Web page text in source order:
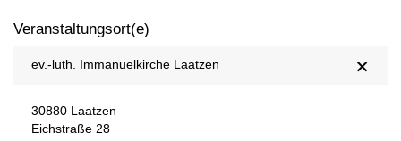
Veranstaltungsort(e)
ev.-luth. Immanuelkirche Laatzen
30880 Laatzen
Eichstraße 28